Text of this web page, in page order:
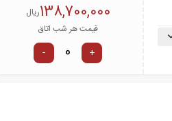
138,700,000ریال
قیمت هر شب اتاق
+
-